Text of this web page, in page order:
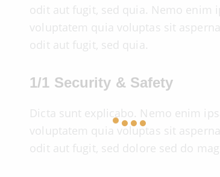
odit aut fugit, sed quia. Nemo enim
voluptatem quia voluptas sit
odit aut fugit, sed quia.
1/1 Security & Safety
Dicta sunt explicabo. Nemo enim
voluptatem quia voluptas sit
odit aut fugit, sed dolore sed do